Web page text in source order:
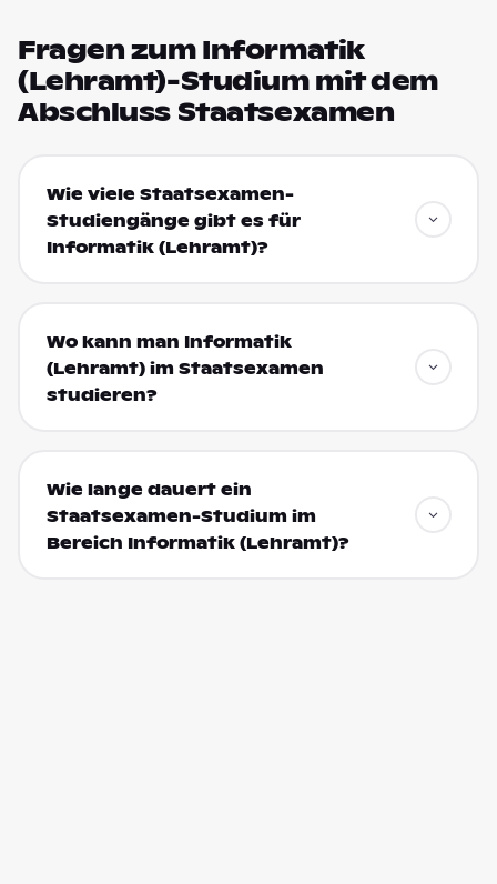
Fragen zum Informatik
(Lehramt)-Studium mit dem
Abschluss Staatsexamen
Wie viele Staatsexamen-
Studiengänge gibt es für
Informatik (Lehramt)?
Wo kann man Informatik
(Lehramt) im Staatsexamen
studieren?
Wie lange dauert ein
Staatsexamen-Studium im
Bereich Informatik (Lehramt)?